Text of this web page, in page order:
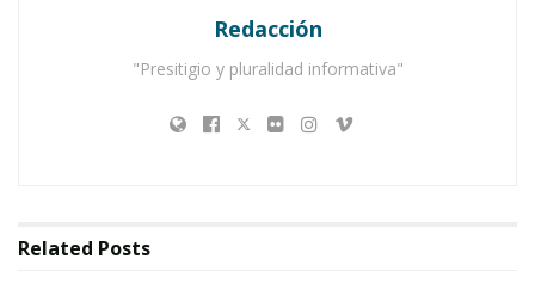
No Content Available
Redacción
"Presitigio y pluralidad informativa"
Related Posts